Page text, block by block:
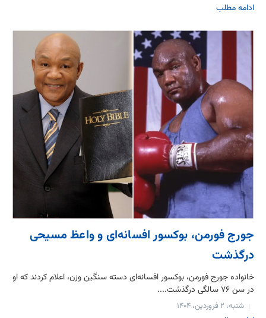
ادامه مطلب
جورج فورمن، بوکسور افسانه‌ای و واعظ مسیحی
درگذشت
خانواده جورج فورمن، بوکسور افسانه‌ای دسته سنگین وزن، اعلام کردند که او
در سن ۷۶ سالگی درگذشت....
شنبه، ۲ فروردین، ۱۴۰۴